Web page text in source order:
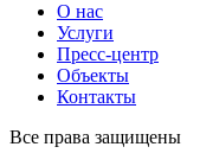
О нас
Услуги
Пресс-центр
Объекты
Контакты
Все права защищены